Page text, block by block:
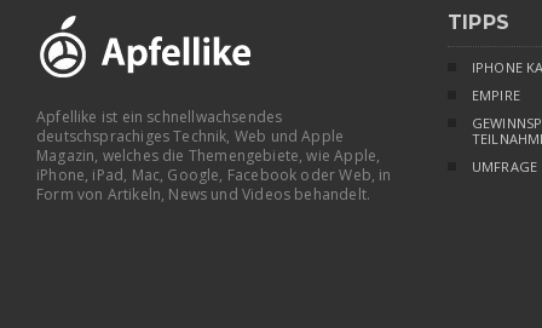
Apfellike ist ein schnellwachsendes
deutschsprachiges Technik, Web und Apple
Magazin, welches die Themengebiete, wie Apple,
iPhone, iPad, Mac, Google, Facebook oder Web, in
Form von Artikeln, News und Videos behandelt.
TIPPS
IPHONE
EMPIRE
UMFRAGE